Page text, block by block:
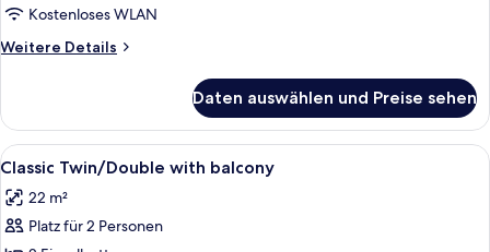
Kostenloses WLAN
Weitere Details
Weitere
Daten auswählen und Preise sehen
Alle
Fotos
für
Classic
Bettwäsche aus ägyptischer
9
Classic Twin/Double with balcony
22 m²
Platz für 2 Personen